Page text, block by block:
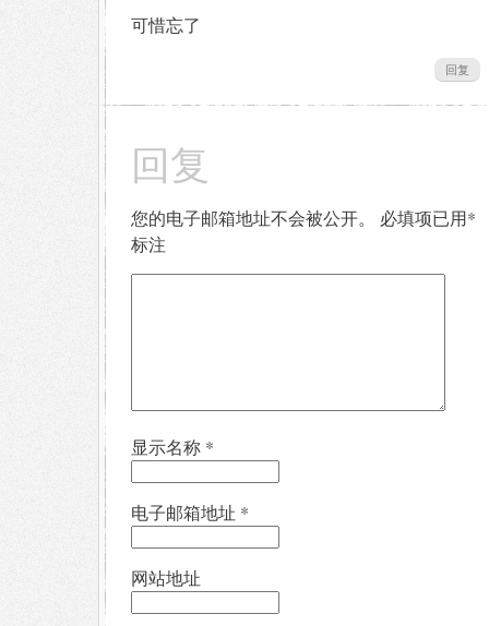
可惜忘了
回复
回复
您的电子邮箱地址不会被公开。 必填项已用*
标注
显示名称 *
电子邮箱地址 *
网站地址